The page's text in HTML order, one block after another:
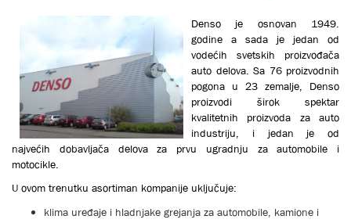
Denso je osnovan 1949.
godine a sada je jedan od
vodećih svetskih proizvođača
auto delova. Sa 76 proizvodnih
pogona u 23 zemalje, Denso
proizvodi širok spektar
kvalitetnih proizvoda za auto
industriju, i jedan je od
najvećih dobavljača delova za prvu ugradnju za automobile i
motocikle.
U ovom trenutku asortiman kompanije uključuje:
klima uređaje i hladnjake grejanja za automobile, kamione i